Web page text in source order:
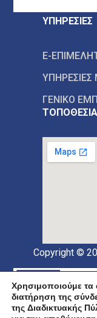
ΥΠΗΡΕΣΙΕΣ
E-
ΥΠΗΡΕΣΙΕΣ
ΓΕΝΙΚΟ
ΤΟΠΟΘΕΣΙΑ
Copyright ©
Χρησιμοποιούμε τα
διατήρηση της
της Διαδικτυακής